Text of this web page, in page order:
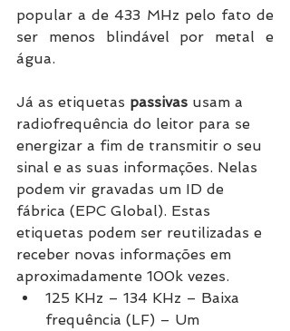
popular a de 433 MHz pelo fato de
ser menos blindável por metal e
água.
Já as etiquetas passivas usam a
radiofrequência do leitor para se
energizar a fim de transmitir o seu
sinal e as suas informações. Nelas
podem vir gravadas um ID de
fábrica (EPC Global). Estas
etiquetas podem ser reutilizadas e
receber novas informações em
aproximadamente 100k vezes.
125 KHz – 134 KHz – Baixa
frequência (LF) – Um